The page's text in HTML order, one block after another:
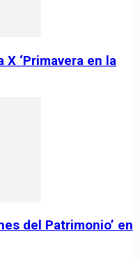
‘Primavera en la
del Patrimonio’ en